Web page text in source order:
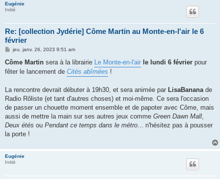
Eugénie
Initié
Re: [collection Jydérie] Côme Martin au Monte-en-l'air le 6
février
M
s
a
jeu. janv. 26, 2023 9:51 am
Côme Martin sera à la librairie Le Monte-en-l'air le lundi 6 février pour
fêter le lancement de Cités abîmées !
La rencontre devrait débuter à 19h30, et sera animée par LisaBanana de
Radio Rôliste (et tant d'autres choses) et moi-même. Ce sera l'occasion
de passer un chouette moment ensemble et de papoter avec Côme, mais
aussi de mettre la main sur ses autres jeux comme Green Dawn Mall,
Deux étés ou Pendant ce temps dans le métro... n'hésitez pas à pousser
la porte !
Eugénie
Initié